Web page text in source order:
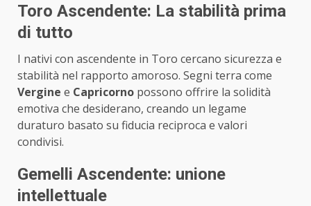
Toro Ascendente: La stabilità prima
di tutto
I nativi con ascendente in Toro cercano sicurezza e
stabilità nel rapporto amoroso. Segni terra come
Vergine e Capricorno possono offrire la solidità
emotiva che desiderano, creando un legame
duraturo basato su fiducia reciproca e valori
condivisi.
Gemelli Ascendente: unione
intellettuale